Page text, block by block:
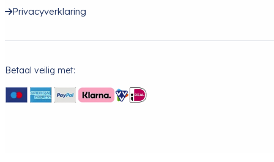
Privacyverklaring
Betaal veilig met: